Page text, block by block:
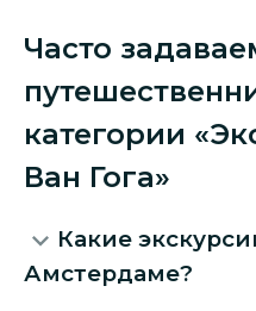
Часто
категории
Ван Гога»
Какие
Амстердаме?